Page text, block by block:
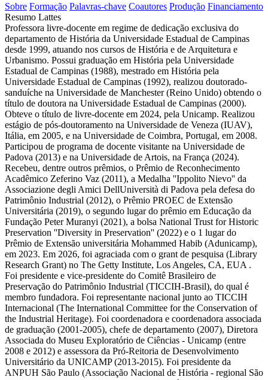
Sobre Formação Palavras-chave Coautores Produção Financiamento
Resumo Lattes
Professora livre-docente em regime de dedicação exclusiva do
departamento de História da Universidade Estadual de Campinas
desde 1999, atuando nos cursos de História e de Arquitetura e
Urbanismo. Possui graduação em História pela Universidade
Estadual de Campinas (1988), mestrado em História pela
Universidade Estadual de Campinas (1992), realizou doutorado-
sanduíche na Universidade de Manchester (Reino Unido) obtendo o
título de doutora na Universidade Estadual de Campinas (2000).
Obteve o título de livre-docente em 2024, pela Unicamp. Realizou
estágio de pós-doutoramento na Universidade de Veneza (IUAV),
Itália, em 2005, e na Universidade de Coimbra, Portugal, em 2008.
Participou de programa de docente visitante na Universidade de
Padova (2013) e na Universidade de Artois, na França (2024).
Recebeu, dentre outros prêmios, o Prêmio de Reconhecimento
Acadêmico Zeferino Vaz (2011), a Medalha ''Ippolito Nievo'' da
Associazione degli Amici DellUniversità di Padova pela defesa do
Patrimônio Industrial (2012), o Prêmio PROEC de Extensão
Universitária (2019), o segundo lugar do prêmio em Educação da
Fundação Peter Muranyi (2021), a bolsa National Trust for Historic
Preservation ''Diversity in Preservation'' (2022) e o 1 lugar do
Prêmio de Extensão universitária Mohammed Habib (Adunicamp),
em 2023. Em 2026, foi agraciada com o grant de pesquisa (Library
Research Grant) no The Getty Institute, Los Angeles, CA, EUA .
Foi presidente e vice-presidente do Comitê Brasileiro de
Preservação do Patrimônio Industrial (TICCIH-Brasil), do qual é
membro fundadora. Foi representante nacional junto ao TICCIH
Internacional (The International Committee for the Conservation of
the Industrial Heritage). Foi coordenadora e coordenadora associada
de graduação (2001-2005), chefe de departamento (2007), Diretora
Associada do Museu Exploratório de Ciências - Unicamp (entre
2008 e 2012) e assessora da Pró-Reitoria de Desenvolvimento
Universitário da UNICAMP (2013-2015). Foi presidente da
ANPUH São Paulo (Associação Nacional de História - regional São